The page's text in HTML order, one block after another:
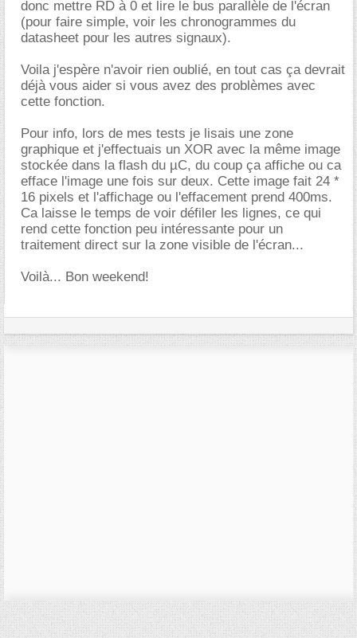
donc mettre RD à 0 et lire le bus parallèle de l'écran
(pour faire simple, voir les chronogrammes du
datasheet pour les autres signaux).
Voila j'espère n'avoir rien oublié, en tout cas ça devrait
déjà vous aider si vous avez des problèmes avec
cette fonction.
Pour info, lors de mes tests je lisais une zone
graphique et j'effectuais un XOR avec la même image
stockée dans la flash du µC, du coup ça affiche ou ca
efface l'image une fois sur deux. Cette image fait 24 *
16 pixels et l'affichage ou l'effacement prend 400ms.
Ca laisse le temps de voir défiler les lignes, ce qui
rend cette fonction peu intéressante pour un
traitement direct sur la zone visible de l'écran...
Voilà... Bon weekend!